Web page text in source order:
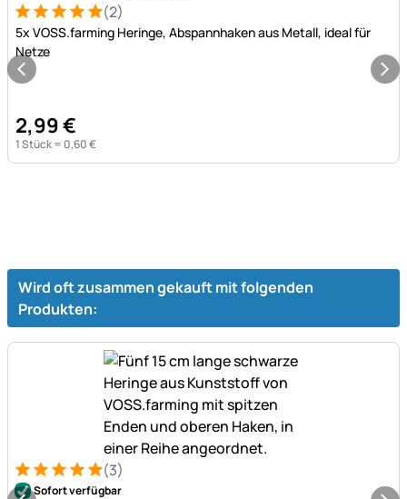
Bewertung: 5 von 5 (2 Bewertungen)
2 Bewertungen
(2)
5x VOSS.farming Heringe, Abspannhaken aus Metall, ideal für
Netze
2,99€
1 Stück = 0,60€
Wird oft zusammen gekauft mit folgenden
Produkten:
Bewertung: 5 von 5 (3 Bewertungen)
3 Bewertungen
(3)
Sofort verfügbar